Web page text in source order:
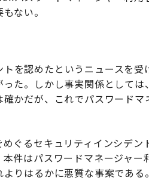
ない。
を認めたというニュースを受
た。しかし事実関係として
かだが、これでパスワード
ぐるセキュリティインシデ
件はパスワードマネージャー
りはるかに悪質な事案であ